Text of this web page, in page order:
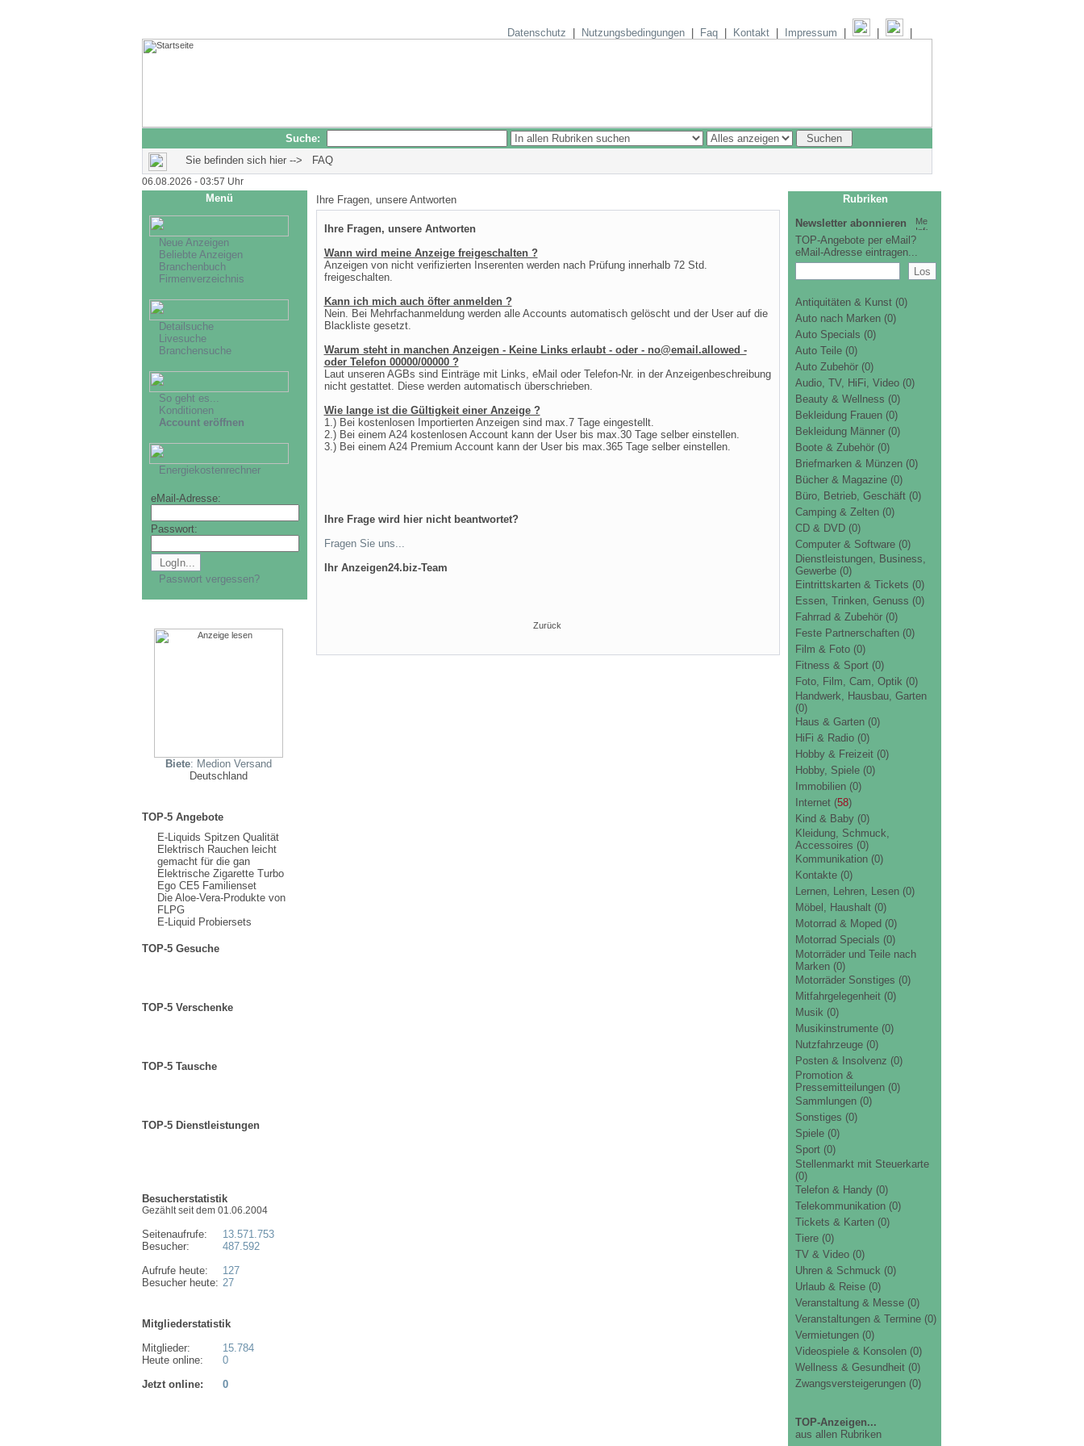
Datenschutz Nutzungsbedingungen| Faq| Kontakt| Impressum
Suche:
Sie befinden sich hier --> FAQ
06.08.2026 - 03:57 Uhr
Menü
Neue Anzeigen
Beliebte Anzeigen
Branchenbuch
Firmenverzeichnis
Detailsuche
Livesuche
Branchensuche
So geht es...
Konditionen
Account eröffnen
Energiekostenrechner
eMail-Adresse:
Passwort:
Passwort vergessen?
Biete: Medion Versand
Deutschland
TOP-5 Angebote
E-Liquids Spitzen Qualität
Elektrisch Rauchen leicht
gemacht für die gan
Elektrische Zigarette Turbo
Ego CE5 Familienset
Die Aloe-Vera-Produkte von
FLPG
E-Liquid Probiersets
TOP-5 Gesuche
TOP-5 Verschenke
TOP-5 Tausche
TOP-5 Dienstleistungen
Besucherstatistik
Gezählt seit dem 01.06.2004
Seitenaufrufe:
Besucher:
Aufrufe heute:
Besucher heute:
13.571.753
487.592
127
27
Mitgliederstatistik
Mitglieder:
Heute online:
15.784
0
Jetzt online:
0
Ihre Fragen, unsere Antworten
Ihre Fragen, unsere Antworten
Wann wird meine Anzeige freigeschalten ?
Anzeigen von nicht verifizierten Inserenten werden nach Prüfung innerhalb 72 Std.
freigeschalten.
Kann ich mich auch öfter anmelden ?
Nein. Bei Mehrfachanmeldung werden alle Accounts automatisch gelöscht und der User auf die
Blackliste gesetzt.
Warum steht in manchen Anzeigen - Keine Links erlaubt - oder - no@email.allowed -
oder Telefon 00000/00000 ?
Laut unseren AGBs sind Einträge mit Links, eMail oder Telefon-Nr. in der Anzeigenbeschreibung
nicht gestattet. Diese werden automatisch überschrieben.
Wie lange ist die Gültigkeit einer Anzeige ?
1.) Bei kostenlosen Importierten Anzeigen sind max.7 Tage eingestellt.
2.) Bei einem A24 kostenlosen Account kann der User bis max.30 Tage selber einstellen.
3.) Bei einem A24 Premium Account kann der User bis max.365 Tage selber einstellen.
Ihre Frage wird hier nicht beantwortet?
Fragen Sie uns...
Ihr Anzeigen24.biz-Team
Zurück
Rubriken
Newsletter abonnieren
TOP-Angebote per eMail?
eMail-Adresse eintragen...
Antiquitäten & Kunst(0)
Auto nach Marken(0)
Auto Specials (0)
Auto Teile(0)
Auto Zubehör(0)
Audio, TV, HiFi, Video(0)
Beauty & Wellness (0)
Bekleidung Frauen(0)
Bekleidung Männer(0)
Boote & Zubehör(0)
Briefmarken & Münzen(0)
Bücher & Magazine(0)
Büro, Betrieb, Geschäft(0)
Camping & Zelten(0)
CD & DVD(0)
Computer & Software(0)
Dienstleistungen, Business,
Gewerbe(0)
Eintrittskarten & Tickets (0)
Essen, Trinken, Genuss (0)
Fahrrad & Zubehör(0)
Feste Partnerschaften(0)
Film & Foto(0)
Fitness & Sport(0)
Foto, Film, Cam, Optik (0)
Handwerk, Hausbau, Garten
(0)
Haus & Garten(0)
HiFi & Radio(0)
Hobby & Freizeit(0)
Hobby, Spiele(0)
Immobilien(0)
Internet(58)
Kind & Baby(0)
Kleidung, Schmuck,
Accessoires (0)
Kommunikation(0)
Kontakte(0)
Lernen, Lehren, Lesen(0)
Möbel, Haushalt(0)
Motorrad & Moped (0)
Motorrad Specials (0)
Motorräder und Teile nach
Marken(0)
Motorräder Sonstiges (0)
Mitfahrgelegenheit(0)
Musik (0)
Musikinstrumente(0)
Nutzfahrzeuge(0)
Posten & Insolvenz (0)
Promotion &
Pressemitteilungen(0)
Sammlungen(0)
Sonstiges (0)
Spiele(0)
Sport(0)
Stellenmarkt mit Steuerkarte
(0)
Telefon & Handy(0)
Telekommunikation(0)
Tickets & Karten(0)
Tiere(0)
TV & Video(0)
Uhren & Schmuck (0)
Urlaub & Reise(0)
Veranstaltung & Messe(0)
Veranstaltungen & Termine(0)
Vermietungen(0)
Videospiele & Konsolen(0)
Wellness & Gesundheit(0)
Zwangsversteigerungen(0)
TOP-Anzeigen...
aus allen Rubriken